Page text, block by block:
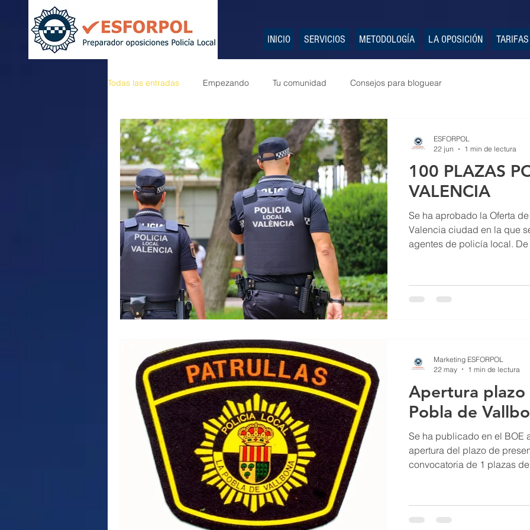
INICIO SERVICIOS METODOLOGÍA LA OPOSICIÓN TARIFAS
Todas las entradas Empezando Tu comunidad Consejos para bloguear
100 PLAZAS
VALENCIA
Se ha aprobado la Oferta
Valencia ciudad en la que
agentes de policía local.
convocatoria). Y a la que se
previsto sumar más de 150
ESFORPOL
22 jun
1 min de lectura
Apertura plazo
Pobla de
Se ha publicado en el BOE
apertura del plazo de
convocatoria de 1 plazas
contar desde el día
publicación BOE: 22 de
Marketing ESFORPOL
22 may
1 min de lectura